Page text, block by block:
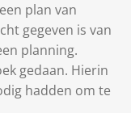
plan van
gegeven is van
planning.
gedaan. Hierin
hadden om te